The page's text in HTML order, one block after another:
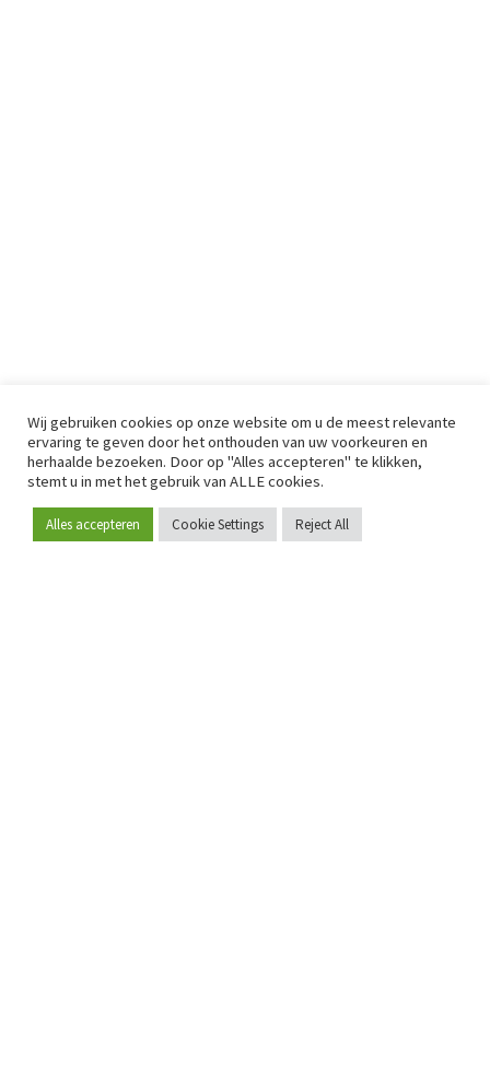
Word lid
Wij gebruiken cookies op onze website om u de meest relevante
ervaring te geven door het onthouden van uw voorkeuren en
herhaalde bezoeken. Door op "Alles accepteren" te klikken,
stemt u in met het gebruik van ALLE cookies.
Alles accepteren Cookie Settings Reject All